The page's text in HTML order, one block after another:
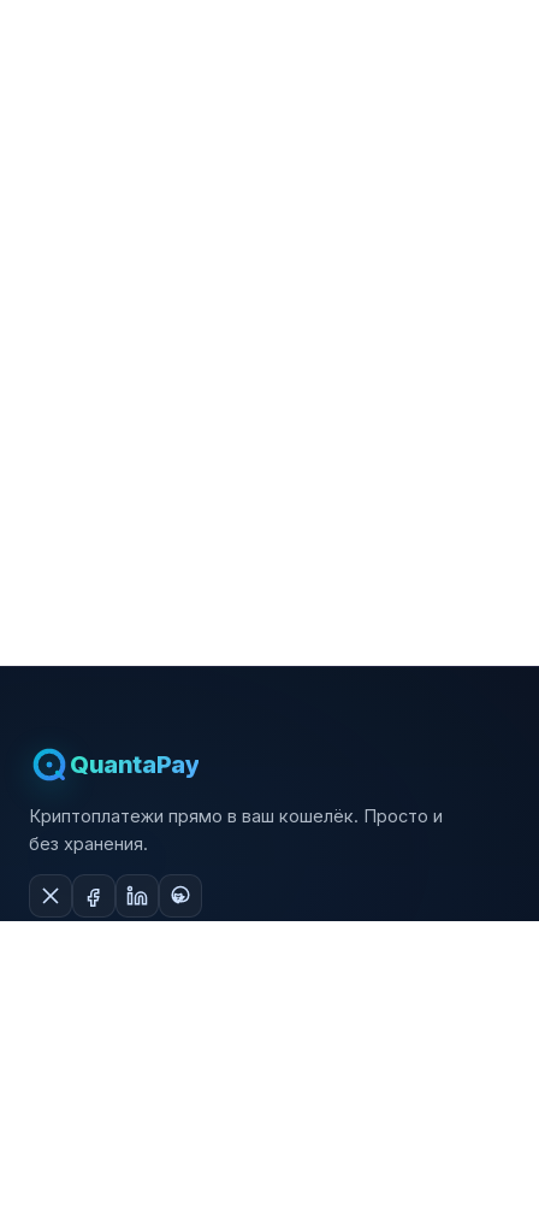
QuantaPay
Криптоплатежи прямо в ваш кошелёк. Просто и
без хранения.